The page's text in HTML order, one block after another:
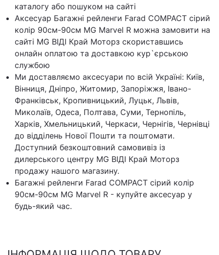
каталогу або пошуком на сайті
Аксесуар Багажні рейленги Farad COMPACT сірий
колір 90см-90см MG Marvel R можна замовити на
сайті MG ВІДІ Край Моторз скориставшись
онлайн оплатою та доставкою кур`єрською
службою
Ми доставляємо аксесуари по всій Україні: Київ,
Вінниця, Дніпро, Житомир, Запоріжжя, Івано-
Франківськ, Кропивницький, Луцьк, Львів,
Миколаїв, Одеса, Полтава, Суми, Тернопіль,
Харків, Хмельницький, Черкаси, Чернігів, Чернівці
до відділень Нової Пошти та поштомати.
Доступний безкоштовний самовивіз із
дилерського центру MG ВІДІ Край Моторз
продажу нашого магазину.
Багажні рейленги Farad COMPACT сірий колір
90см-90см MG Marvel R - купуйте аксесуар у
будь-який час.